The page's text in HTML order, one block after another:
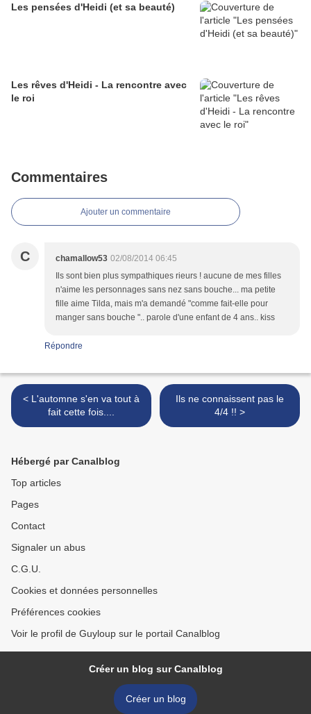
Les pensées d'Heidi (et sa beauté)
Les rêves d'Heidi - La rencontre avec
le roi
Commentaires
Ajouter un commentaire
C chamallow53 02/08/2014 06:45
Ils sont bien plus sympathiques rieurs ! aucune de mes filles
n'aime les personnages sans nez sans bouche... ma petite
fille aime Tilda, mais m'a demandé "comme fait-elle pour
manger sans bouche ".. parole d'une enfant de 4 ans.. kiss
Répondre
< L'automne s'en va tout à
fait cette fois....
Ils ne connaissent pas le
4/4 !! >
Hébergé par Canalblog
Top articles
Pages
Contact
Signaler un abus
C.G.U.
Cookies et données personnelles
Préférences cookies
Voir le profil de Guyloup sur le portail Canalblog
Créer un blog sur Canalblog
Créer un blog